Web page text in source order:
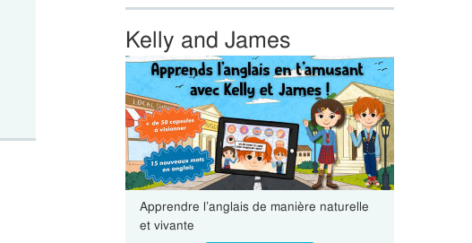
Kelly and James
Apprendre l’anglais de manière naturelle
et vivante